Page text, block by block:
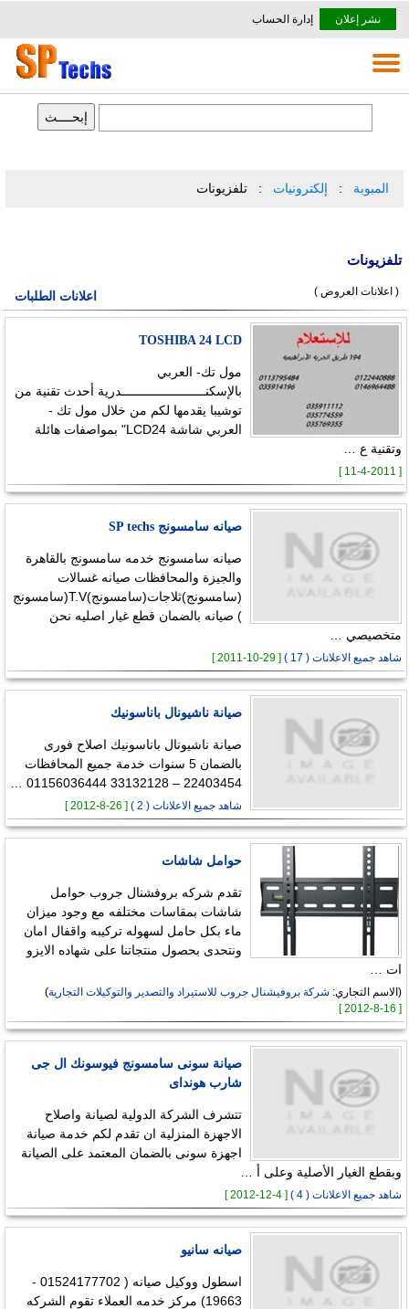
نشر إعلان إدارة الحساب
المبوبة إلكترونيات تلفزيونات
تلفزيونات
( اعلانات العروض ) اعلانات الطلبات
TOSHIBA 24 LCD
مول تك- العربي
بالإسكنـــــــــــــــــــــــدرية أحدث تقنية من
توشيبا يقدمها لكم من خلال مول تك -
العربي شاشة LCD24" بمواصفات هائلة
وتقنية ع …
[ 11-4-2011 ]
صيانه سامسونج SP techs
صيانه سامسونج خدمه سامسونج بالقاهرة
والجيزة والمحافظات صيانه غسالات
(سامسونج)ثلاجات(سامسونج)T.V(سامسونج
) صيانه بالضمان قطع غيار اصليه نحن
متخصيصي …
شاهد جميع الاعلانات ( 17 ) [ 29-10-2011 ]
صيانة ناشيونال باناسونيك
صيانة ناشيونال باناسونيك اصلاح فورى
بالضمان 5 سنوات خدمة جميع المحافظات
22403454 – 33132128 01156036444 …
شاهد جميع الاعلانات ( 2 ) [ 26-8-2012 ]
حوامل شاشات
تقدم شركه بروفشنال جروب حوامل
شاشات بمقاسات مختلفه مع وجود ميزان
ماء بكل حامل لسهوله تركيبه واقفال امان
ونتحدى بحصول منتجاتنا على شهاده الايزو
ات …
(الاسم التجاري: شركة بروفيشنال جروب للاستيراد والتصدير والتوكيلات التجارية)
[ 16-8-2012 ]
صيانة سونى سامسونج فيوسونك ال جى
شارب هونداى
تتشرف الشركة الدولية لصيانة واصلاح
الاجهزة المنزلية ان تقدم لكم خدمة صيانة
اجهزة سونى بالضمان المعتمد على الصيانة
وبقطع الغيار الأصلية وعلى أ …
شاهد جميع الاعلانات ( 4 ) [ 4-12-2012 ]
صيانه سانيو
اسطول ووكيل صيانه ( 01524177702 -
19663) مركز خدمه العملاء تقوم الشركه